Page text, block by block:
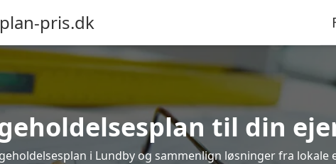
pris.dk
til din
i Lundby og sammenlign løsninger fra